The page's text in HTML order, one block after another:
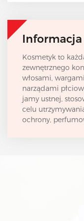
Kosmetyk to
zewnętrznego
włosami,
narządami
jamy ustnej,
celu
ochrony,